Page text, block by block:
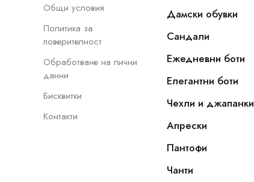
Общи условия
Политика за
поверителност
Обработване на лични
данни
Бисквитки
Контакти
Дамски обувки
Сандали
Ежедневни боти
Елегантни боти
Чехли и джапанки
Апрески
Пантофи
Чанти